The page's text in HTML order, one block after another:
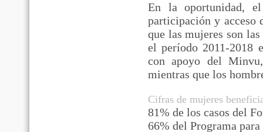
En la oportunidad,
participación y acceso
que las mujeres son
el período 2011-2018
con apoyo del
mientras que los
Cifras de mujeres
81% de los casos del
66% del Programa